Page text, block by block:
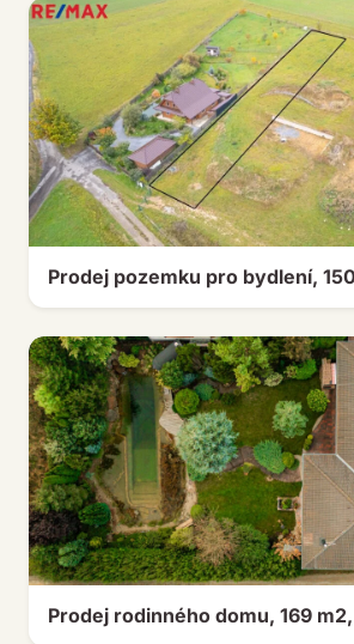
Prodej pozemku pro bydlení,
Prodej rodinného domu, 169